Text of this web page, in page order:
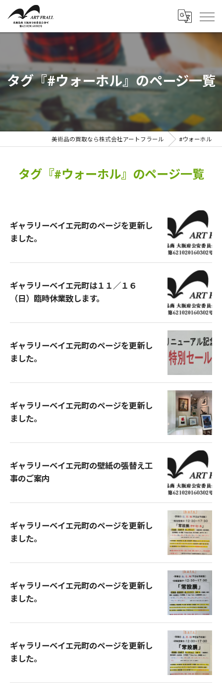
タグ『#ウォーホル』のページ一覧
美術品の買取なら株式会社アートフラール #ウォーホル
タグ『#ウォーホル』のページ一覧
ギャラリーベイエ元町のページを更新し
ました。
ギャラリーベイエ元町は１１／１６
（日）臨時休業致します。
ギャラリーベイエ元町のページを更新し
ました。
ギャラリーベイエ元町のページを更新し
ました。
ギャラリーベイエ元町の壁紙の張替え工
事のご案内
ギャラリーベイエ元町のページを更新し
ました。
ギャラリーベイエ元町のページを更新し
ました。
ギャラリーベイエ元町のページを更新し
ました。